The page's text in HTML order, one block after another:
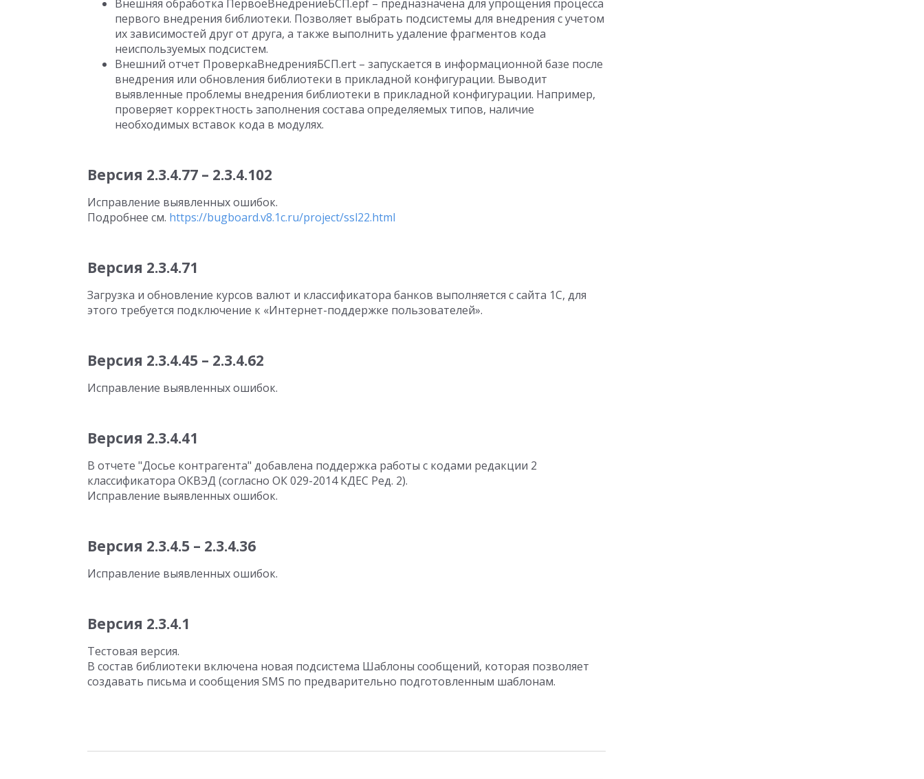
Внешняя обработка ПервоеВнедрениеБСП.epf – предназначена для упрощения процесса
первого внедрения библиотеки. Позволяет выбрать подсистемы для внедрения с учетом
их зависимостей друг от друга, а также выполнить удаление фрагментов кода
неиспользуемых подсистем.
Внешний отчет ПроверкаВнедренияБСП.ert – запускается в информационной базе после
внедрения или обновления библиотеки в прикладной конфигурации. Выводит
выявленные проблемы внедрения библиотеки в прикладной конфигурации. Например,
проверяет корректность заполнения состава определяемых типов, наличие
необходимых вставок кода в модулях.
Версия 2.3.4.77 – 2.3.4.102
Исправление выявленных ошибок.
Подробнее см. https://bugboard.v8.1c.ru/project/ssl22.html
Версия 2.3.4.71
Загрузка и обновление курсов валют и классификатора банков выполняется с сайта 1С, для
этого требуется подключение к «Интернет-поддержке пользователей».
Версия 2.3.4.45 – 2.3.4.62
Исправление выявленных ошибок.
Версия 2.3.4.41
В отчете "Досье контрагента" добавлена поддержка работы с кодами редакции 2
классификатора ОКВЭД (согласно ОК 029-2014 КДЕС Ред. 2).
Исправление выявленных ошибок.
Версия 2.3.4.5 – 2.3.4.36
Исправление выявленных ошибок.
Версия 2.3.4.1
Тестовая версия.
В состав библиотеки включена новая подсистема Шаблоны сообщений, которая позволяет
создавать письма и сообщения SMS по предварительно подготовленным шаблонам.